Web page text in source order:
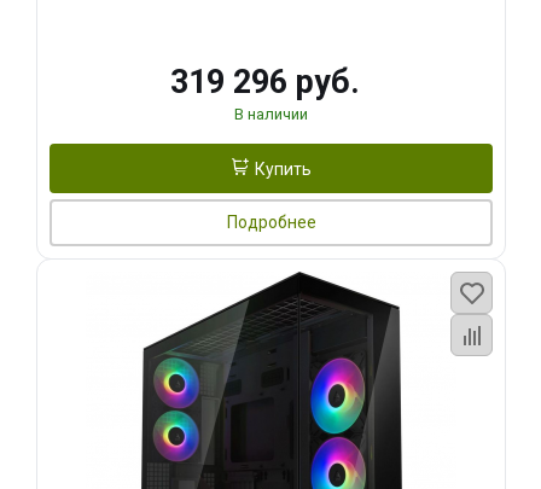
319 296 руб.
В наличии
Купить
Подробнее